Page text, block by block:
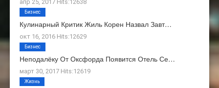
апр 25, 2017 Hits:12638
Кулинарный Критик Жиль Корен Назвал Завт…
окт 16, 2016 Hits:12629
Бизнес
Неподалёку От Оксфорда Появится Отель Се…
март 30, 2017 Hits:12619
Бизнес
Жизнь